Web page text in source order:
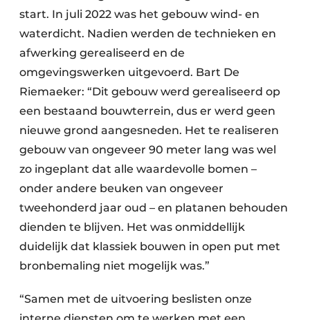
start. In juli 2022 was het gebouw wind- en
waterdicht. Nadien werden de technieken en
afwerking gerealiseerd en de
omgevingswerken uitgevoerd. Bart De
Riemaeker: “Dit gebouw werd gerealiseerd op
een bestaand bouwterrein, dus er werd geen
nieuwe grond aangesneden. Het te realiseren
gebouw van ongeveer 90 meter lang was wel
zo ingeplant dat alle waardevolle bomen –
onder andere beuken van ongeveer
tweehonderd jaar oud – en platanen behouden
dienden te blijven. Het was onmiddellijk
duidelijk dat klassiek bouwen in open put met
bronbemaling niet mogelijk was.”
“Samen met de uitvoering beslisten onze